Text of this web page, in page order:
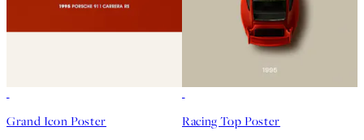
Grand Icon Poster Racing Top Poster